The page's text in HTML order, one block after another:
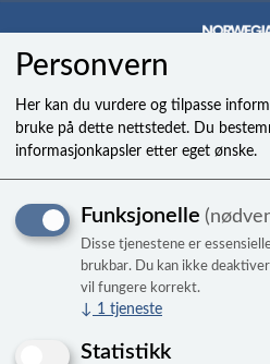
Adapter 3/4x3/
Personvern
Her kan du vurdere og tilpasse
bruke på dette nettstedet. Du
informasjonkapsler etter eget ønske.
Funksjonelle
Disse tjenestene er
brukbar. Du kan ikke
vil fungere korrekt.
↓ 1 tjeneste
Statistikk